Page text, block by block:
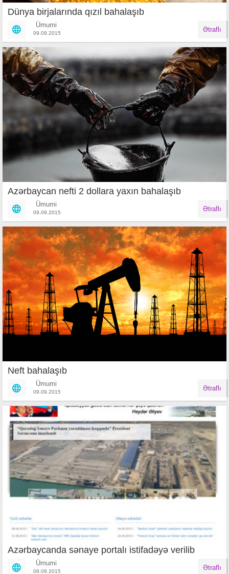
Dünya birjalarında qızıl bahalaşıb
Ümumi
09.09.2015 Ətraflı
Azərbaycan nefti 2 dollara yaxın bahalaşıb
Ümumi
09.09.2015 Ətraflı
Neft bahalaşıb
Ümumi
09.09.2015 Ətraflı
​Azərbaycanda sənaye portalı istifadəyə verilib
Ümumi
08.09.2015 Ətraflı